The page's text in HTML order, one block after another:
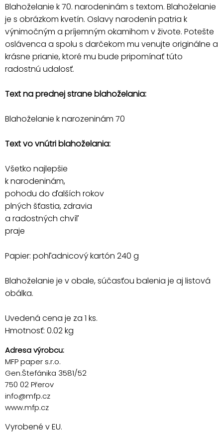
Blahoželanie k 70. narodeninám s textom. Blahoželanie
je s obrázkom kvetín. Oslavy narodenín patria k
výnimočným a príjemným okamihom v živote. Potešte
oslávenca a spolu s darčekom mu venujte originálne a
krásne prianie, ktoré mu bude pripomínať túto
radostnú udalosť.
Text na prednej strane blahoželania:
Blahoželanie k narozeninám 70
Text vo vnútri blahoželania:
Všetko najlepšie
k narodeninám,
pohodu do ďalších rokov
plných šťastia, zdravia
a radostných chvíľ
praje
Papier: pohľadnicový kartón 240 g
Blahoželanie je v obale, súčasťou balenia je aj listová
obálka.
Uvedená cena je za 1 ks.
Hmotnosť: 0.02 kg
Adresa výrobcu:
MFP paper s.r.o.
Gen.Štefánika 3581/52
750 02 Přerov
info@mfp.cz
www.mfp.cz
Vyrobené v EU.